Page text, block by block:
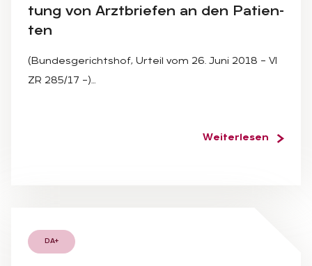
tung von Arzt­brie­fen an den Pa­ti­en­
ten
(Bundesgerichtshof, Urteil vom 26. Juni 2018 – VI
ZR 285/17 –)…
Weiterlesen
DA+